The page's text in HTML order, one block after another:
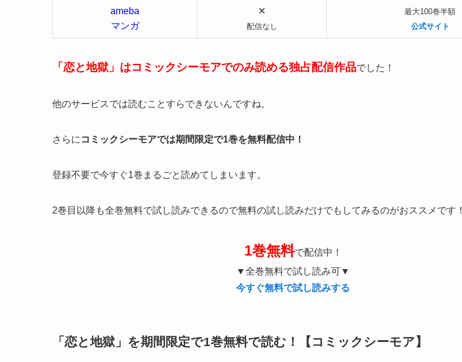
ameba
マンガ
✕
配信なし
最大100巻半額
公式サイト
「恋と地獄」はコミックシーモアでのみ読める独占配信作品でした！
他のサービスでは読むことすらできないんですね。
さらに コミックシーモアでは期間限定で1巻を無料配信中！
登録不要で今すぐ1巻まるごと読めてしまいます。
2巻目以降も全巻無料で試し読みできるので無料の試し読みだけでもしてみるのがおススメです！
1巻無料で配信中！
▼全巻無料で試し読み可▼
今すぐ無料で試し読みする
「恋と地獄」を期間限定で1巻無料で読む！【コミックシーモア】